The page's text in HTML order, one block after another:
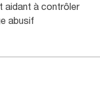
aidant à contrôler
abusif